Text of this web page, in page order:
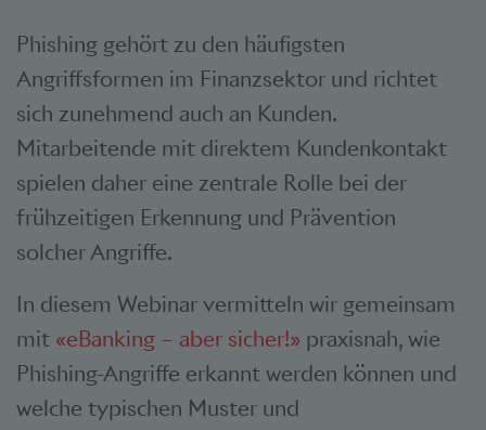
Phishing gehört zu den häufigsten
Angriffsformen im Finanzsektor und richtet
sich zunehmend auch an Kunden.
Mitarbeitende mit direktem Kundenkontakt
spielen daher eine zentrale Rolle bei der
frühzeitigen Erkennung und Prävention
solcher Angriffe.
In diesem Webinar vermitteln wir gemeinsam
mit «eBanking – aber sicher!» praxisnah, wie
Phishing-Angriffe erkannt werden können und
welche typischen Muster und